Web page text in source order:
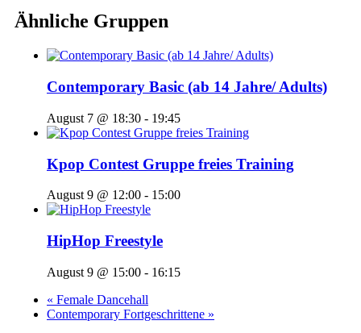
Ähnliche Gruppen
Contemporary Basic (ab 14 Jahre/ Adults)
August 7 @ 18:30 - 19:45
Kpop Contest Gruppe freies Training
August 9 @ 12:00 - 15:00
HipHop Freestyle
August 9 @ 15:00 - 16:15
« Female Dancehall
Contemporary Fortgeschrittene »